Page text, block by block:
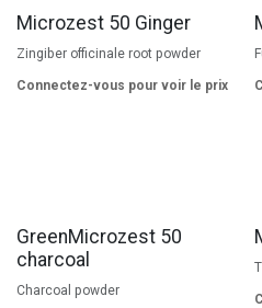
Microzest 50 Ginger
Zingiber officinale root powder
Connectez-vous pour voir le prix
GreenMicrozest 50
charcoal
Charcoal powder